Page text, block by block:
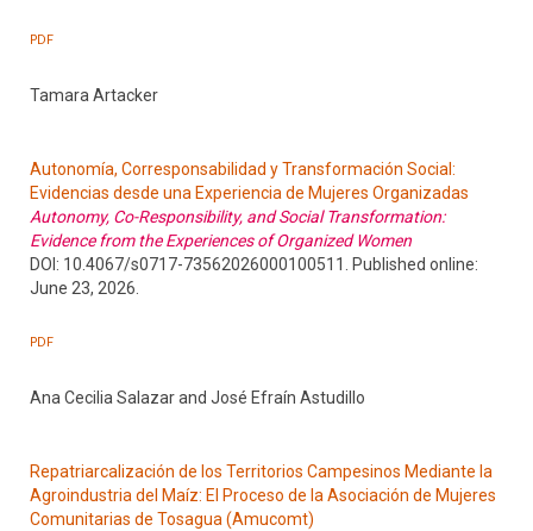
PDF
Tamara Artacker
Autonomía, Corresponsabilidad y Transformación Social:
Evidencias desde una Experiencia de Mujeres Organizadas
Autonomy, Co-Responsibility, and Social Transformation:
Evidence from the Experiences of Organized Women
DOI: 10.4067/s0717-73562026000100511. Published online:
June 23, 2026.
PDF
Ana Cecilia Salazar and José Efraín Astudillo
Repatriarcalización de los Territorios Campesinos Mediante la
Agroindustria del Maíz: El Proceso de la Asociación de Mujeres
Comunitarias de Tosagua (Amucomt)